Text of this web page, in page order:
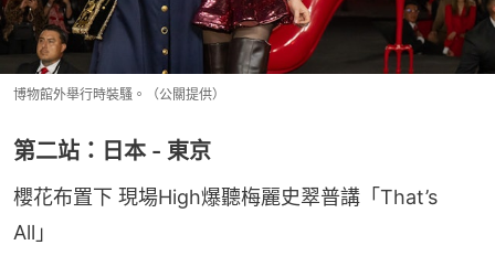
博物館外舉行時裝騷。（公關提供）
第二站：日本 - 東京
櫻花布置下 現場High爆聽梅麗史翠普講「That’s
All」